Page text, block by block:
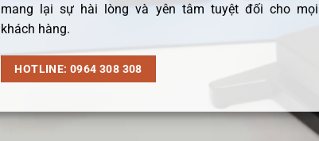
mang lại sự hài lòng và yên tâm tuyệt đối cho mọi
khách hàng.
HOTLINE: 0964 308 308